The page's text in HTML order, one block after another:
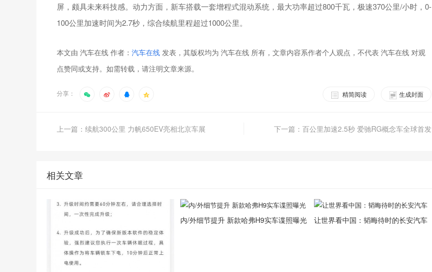
屏，颇具未来科技感。动力方面，新车搭载一套增程式混动系统，最大功率超过800千瓦，极速370公里/小时，0-
100公里加速时间为2.7秒，综合续航里程超过1000公里。
本文由 汽车在线 作者： 汽车在线 发表，其版权均为 汽车在线 所有，文章内容系作者个人观点，不代表 汽车在线 对观
点赞同或支持。如需转载，请注明文章来源。
分享： 生成封面
精简阅读
上一篇：续航300公里 力帆650EV亮相北京车展 下一篇：百公里加速2.5秒 爱驰RG概念车全球首发
相关文章
内/外细节提升 新款哈弗H9实车谍照曝光 让世界看中国：韬晦待时的长安汽车